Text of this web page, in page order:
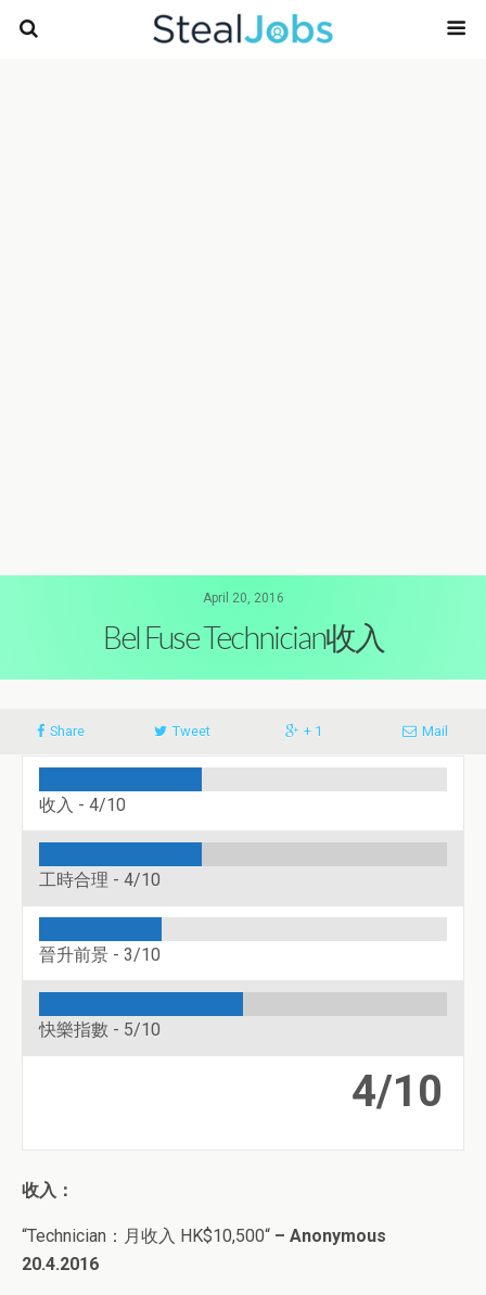
April 20, 2016
Bel Fuse Technician收入
Share Tweet + 1 Mail
收入 - 4/10
工時合理 - 4/10
晉升前景 - 3/10
快樂指數 - 5/10
4/10
收入：
“Technician ：月收入 HK$10,500“ – Anonymous
20.4.2016